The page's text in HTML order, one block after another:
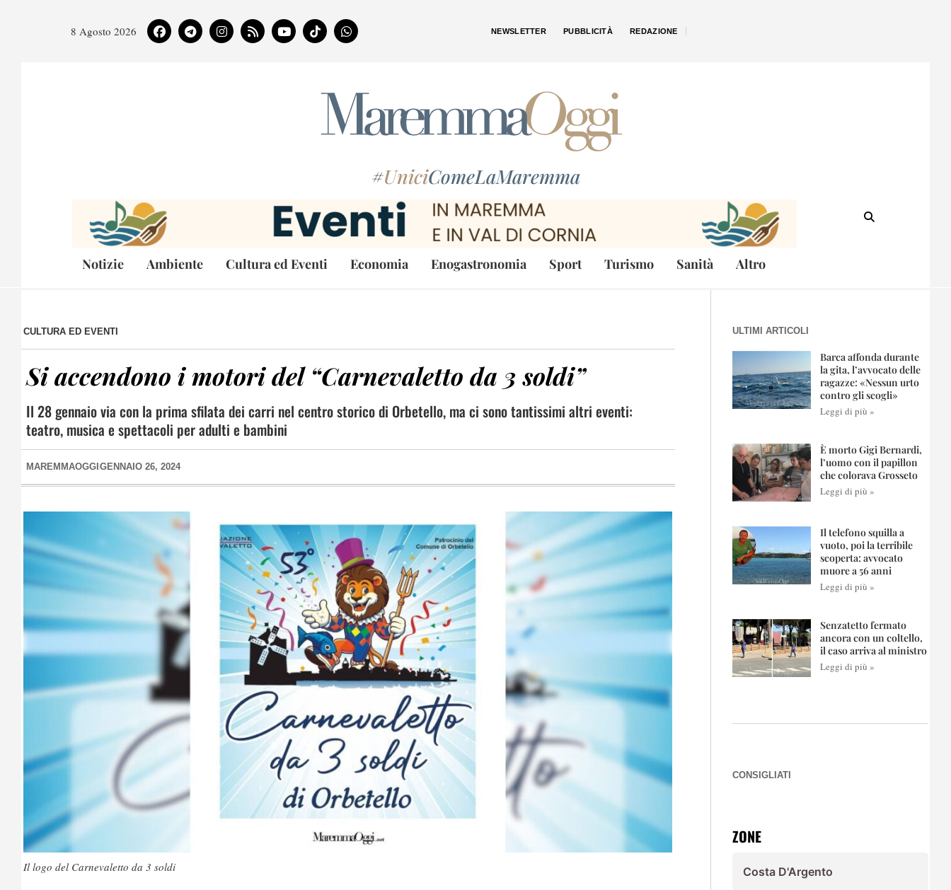
8 Agosto 2026 NEWSLETTER PUBBLICITÀ REDAZIONE
#UniciComeLaMaremma
Notizie Ambiente Cultura ed Eventi Economia Enogastronomia Sport Turismo Sanità Altro
CULTURA ED EVENTI
Si accendono i motori del “Carnevaletto da 3 soldi”
Il 28 gennaio via con la prima sfilata dei carri nel centro storico di Orbetello, ma ci sono tantissimi altri eventi:
teatro, musica e spettacoli per adulti e bambini
MAREMMAOGGI GENNAIO 26, 2024
Il logo del Carnevaletto da 3 soldi
ULTIMI ARTICOLI
Barca affonda durante
la gita, l’avvocato delle
ragazze: «Nessun urto
contro gli scogli»
Leggi di più »
È morto Gigi Bernardi,
l’uomo con il papillon
che colorava Grosseto
Leggi di più »
Il telefono squilla a
vuoto, poi la terribile
scoperta: avvocato
muore a 56 anni
Leggi di più »
Senzatetto fermato
ancora con un coltello,
il caso arriva al ministro
Leggi di più »
CONSIGLIATI
ZONE
Costa D'Argento